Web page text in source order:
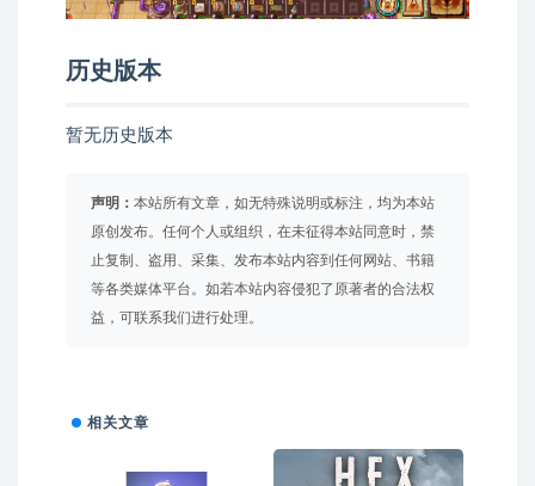
历史版本
暂无历史版本
声明： 本站所有文章，如无特殊说明或标注，均为本站
原创发布。任何个人或组织，在未征得本站同意时，禁
止复制、盗用、采集、发布本站内容到任何网站、书籍
等各类媒体平台。如若本站内容侵犯了原著者的合法权
益，可联系我们进行处理。
相关文章